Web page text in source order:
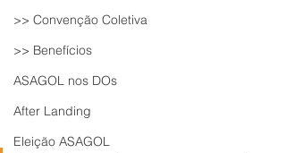
>> Convenção Coletiva
>> Benefícios
ASAGOL nos DOs
After Landing
Eleição ASAGOL